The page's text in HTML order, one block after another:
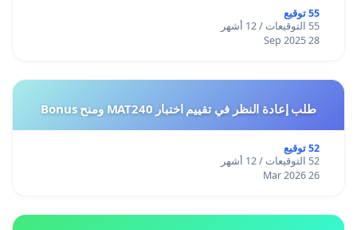
55 توقيع
55 التوقيعات / 12 أشهر
28 Sep 2025
طلب إعادة النظر في تقييم اختبار MAT240 ومنح Bonus
52 توقيع
52 التوقيعات / 12 أشهر
26 Mar 2026